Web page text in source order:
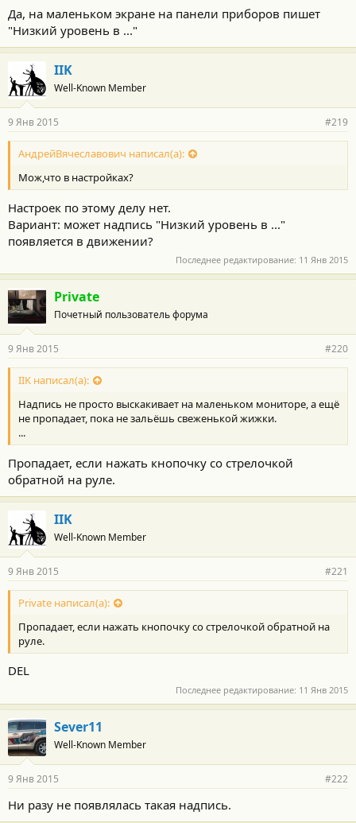
Да, на маленьком экране на панели приборов пишет
"Низкий уровень в ..."
IIK
Well-Known Member
9 Янв 2015 #219
АндрейВячеславович написал(а):
Мож,что в настройках?
Настроек по этому делу нет.
Вариант: может надпись "Низкий уровень в ..."
появляется в движении?
Последнее редактирование: 11 Янв 2015
Private
Почетный пользователь форума
9 Янв 2015 #220
IIK написал(а):
Надпись не просто выскакивает на маленьком мониторе, а ещё
не пропадает, пока не зальёшь свеженькой жижки.
...
Пропадает, если нажать кнопочку со стрелочкой
обратной на руле.
IIK
Well-Known Member
9 Янв 2015 #221
Private написал(а):
Пропадает, если нажать кнопочку со стрелочкой обратной на
руле.
DEL
Последнее редактирование: 11 Янв 2015
Sever11
Well-Known Member
9 Янв 2015 #222
Ни разу не появлялась такая надпись.